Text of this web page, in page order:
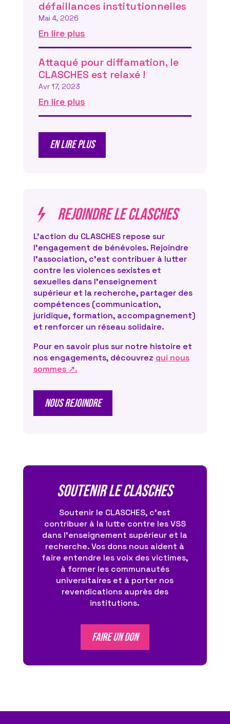
défaillances institutionnelles
Mai 4, 2026
En lire plus
Attaqué pour diffamation, le
CLASCHES est relaxé !
Avr 17, 2023
En lire plus
En lire pLUS
REJOINDRE LE CLASCHES
L’action du CLASCHES repose sur
l’engagement de bénévoles. Rejoindre
l’association, c’est contribuer à lutter
contre les violences sexistes et
sexuelles dans l’enseignement
supérieur et la recherche, partager des
compétences (communication,
juridique, formation, accompagnement)
et renforcer un réseau solidaire.
Pour en savoir plus sur notre histoire et
nos engagements, découvrez qui nous
sommes ↗.
nous rejoindre
Soutenir le CLASCHES
Soutenir le CLASCHES, c’est
contribuer à la lutte contre les VSS
dans l’enseignement supérieur et la
recherche. Vos dons nous aident à
faire entendre les voix des victimes,
à former les communautés
universitaires et à porter nos
revendications auprès des
institutions.
FAIRE UN DON